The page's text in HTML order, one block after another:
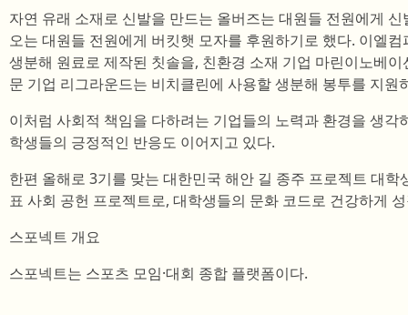
자연 유래 소재로 신발을 만드는 올버즈는 대원들 전원에게
오는 대원들 전원에게 버킷햇 모자를 후원하기로 했다. 이엘
생분해 원료로 제작된 칫솔을, 친환경 소재 기업 마린이노베
문 기업 리그라운드는 비치클린에 사용할 생분해 봉투를 지원
이처럼 사회적 책임을 다하려는 기업들의 노력과 환경을 생
학생들의 긍정적인 반응도 이어지고 있다.
한편 올해로 3기를 맞는 대한민국 해안 길 종주 프로젝트 대
표 사회 공헌 프로젝트로, 대학생들의 문화 코드로 건강하게
스포넥트 개요
스포넥트는 스포츠 모임·대회 종합 플랫폼이다.